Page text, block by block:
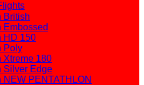
British
Embossed
HD 150
Poly
Xtreme 180
Silver Edge
NEW PENTATHLON